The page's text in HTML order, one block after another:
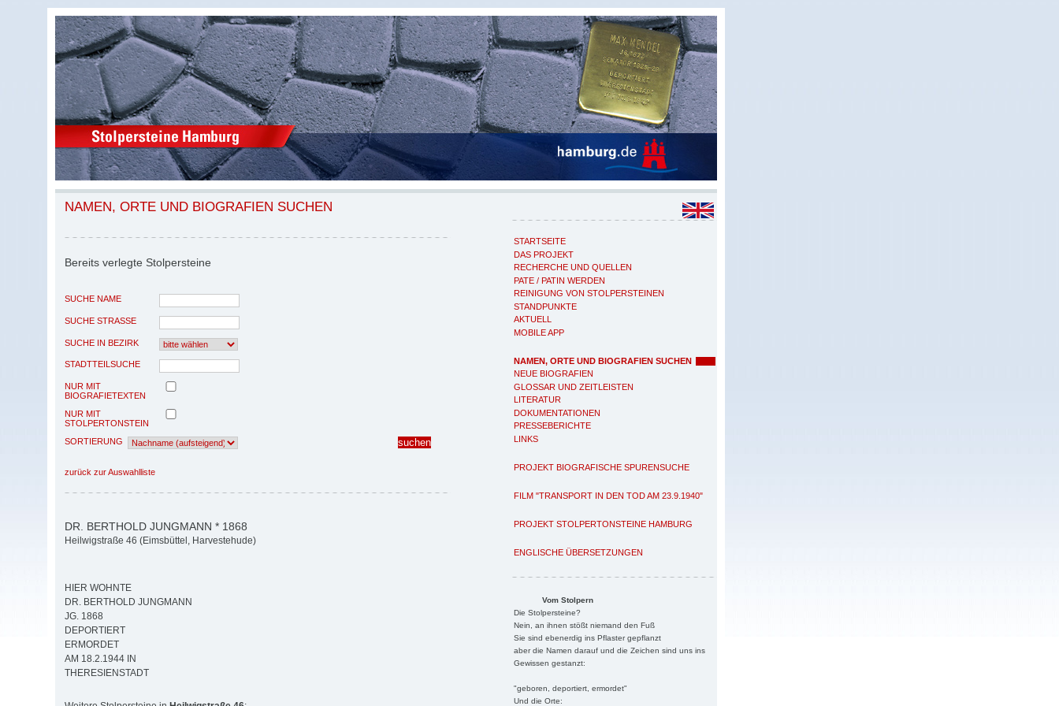
STARTSEITE
DAS PROJEKT
RECHERCHE UND QUELLEN
PATE / PATIN WERDEN
REINIGUNG VON STOLPERSTEINEN
STANDPUNKTE
AKTUELL
MOBILE APP
NAMEN, ORTE UND BIOGRAFIEN SUCHEN
NEUE BIOGRAFIEN
GLOSSAR UND ZEITLEISTEN
LITERATUR
DOKUMENTATIONEN
PRESSEBERICHTE
LINKS
PROJEKT BIOGRAFISCHE SPURENSUCHE
FILM "TRANSPORT IN DEN TOD AM 23.9.1940"
PROJEKT STOLPERTONSTEINE HAMBURG
ENGLISCHE ÜBERSETZUNGEN
Vom Stolpern
Die Stolpersteine?
Nein, an ihnen stößt niemand den Fuß
Sie sind ebenerdig ins Pflaster gepflanzt
aber die Namen darauf und die Zeichen sind uns ins
Gewissen gestanzt:
"geboren, deportiert, ermordet"
Und die Orte:
NAMEN, ORTE UND BIOGRAFIEN SUCHEN
Bereits verlegte Stolpersteine
SUCHE NAME
SUCHE STRASSE
SUCHE IN BEZIRK
STADTTEILSUCHE
NUR MIT
BIOGRAFIETEXTEN
NUR MIT
STOLPERTONSTEIN
SORTIERUNG
zurück zur Auswahlliste
DR. BERTHOLD JUNGMANN * 1868
Heilwigstraße 46 (Eimsbüttel, Harvestehude)
HIER WOHNTE
DR. BERTHOLD JUNGMANN
JG. 1868
DEPORTIERT
ERMORDET
AM 18.2.1944 IN
THERESIENSTADT